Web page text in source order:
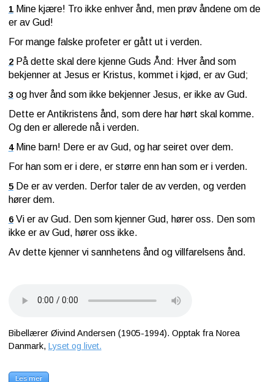
1 Mine kjære! Tro ikke enhver ånd, men prøv åndene om de
er av Gud!
For mange falske profeter er gått ut i verden.
2 På dette skal dere kjenne Guds Ånd: Hver ånd som
bekjenner at Jesus er Kristus, kommet i kjød, er av Gud;
3 og hver ånd som ikke bekjenner Jesus, er ikke av Gud.
Dette er Antikristens ånd, som dere har hørt skal komme.
Og den er allerede nå i verden.
4 Mine barn! Dere er av Gud, og har seiret over dem.
For han som er i dere, er større enn han som er i verden.
5 De er av verden. Derfor taler de av verden, og verden
hører dem.
6 Vi er av Gud. Den som kjenner Gud, hører oss. Den som
ikke er av Gud, hører oss ikke.
Av dette kjenner vi sannhetens ånd og villfarelsens ånd.
Bibellærer Øivind Andersen (1905-1994). Opptak fra Norea
Danmark, Lyset og livet.
Les mer